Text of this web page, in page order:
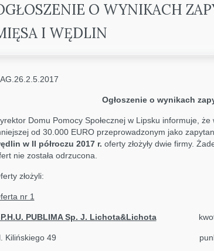
O WYNIKACH
I WĘDLIN
Lipsko,
Ogłoszenie o wynikach
Domu Pomocy Społecznej w Lipsku informuje,
od 30.000 EURO przeprowadzonym jako
w II półroczu 2017 r. oferty złożyły dwie firmy.
nie została odrzucona.
złożyli:
nr 1
PUBLIMA Sp. J. Lichota&Lichotakwota
Kilińskiego 49